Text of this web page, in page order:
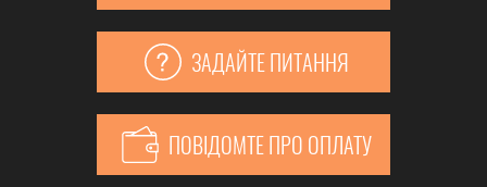
ЗАДАЙТЕ ПИТАННЯ
ПОВІДОМТЕ ПРО ОПЛАТУ